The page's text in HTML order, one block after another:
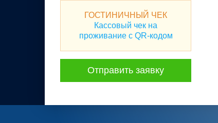
ГОСТИНИЧНЫЙ ЧЕК
Кассовый чек на
проживание с QR-кодом
Отправить заявку